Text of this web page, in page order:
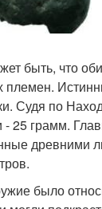
быть, что
племен.
Судя по
25 грамм.
древними
было